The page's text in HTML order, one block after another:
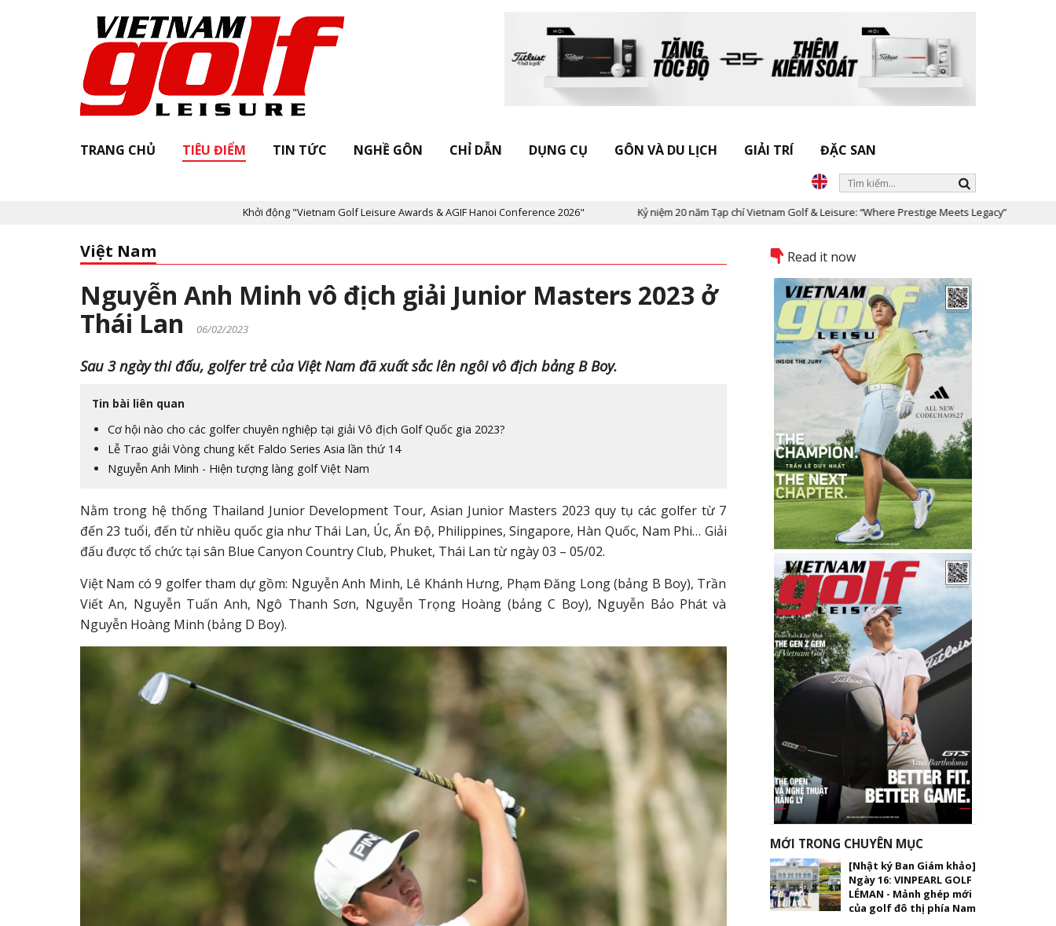
TRANG CHỦ TIÊU ĐIỂM TIN TỨC NGHỀ GÔN CHỈ DẪN DỤNG CỤ GÔN VÀ DU LỊCH GIẢI TRÍ ĐẶC SAN
Khởi động "Vietnam Golf Leisure Awards & AGIF Hanoi Conference 2026" Kỷ niệm 20 năm Tạp chí Vietnam Golf & Leisure: “Where Prestige Meets Legacy” Dấu ấn
Việt Nam
Nguyễn Anh Minh vô địch giải Junior Masters 2023 ở
Thái Lan
06/02/2023
Sau 3 ngày thi đấu, golfer trẻ của Việt Nam đã xuất sắc lên ngôi vô địch bảng B Boy.
Tin bài liên quan
Cơ hội nào cho các golfer chuyên nghiệp tại giải Vô địch Golf Quốc gia 2023?
Lễ Trao giải Vòng chung kết Faldo Series Asia lần thứ 14
Nguyễn Anh Minh - Hiện tượng làng golf Việt Nam
Nằm trong hệ thống Thailand Junior Development Tour, Asian Junior Masters 2023 quy tụ các golfer từ 7
đến 23 tuổi, đến từ nhiều quốc gia như Thái Lan, Úc, Ấn Độ, Philippines, Singapore, Hàn Quốc, Nam Phi… Giải
đấu được tổ chức tại sân Blue Canyon Country Club, Phuket, Thái Lan từ ngày 03 – 05/02.
Việt Nam có 9 golfer tham dự gồm: Nguyễn Anh Minh, Lê Khánh Hưng, Phạm Đăng Long (bảng B Boy), Trần
Viết An, Nguyễn Tuấn Anh, Ngô Thanh Sơn, Nguyễn Trọng Hoàng (bảng C Boy), Nguyễn Bảo Phát và
Nguyễn Hoàng Minh (bảng D Boy).
Read it now
MỚI TRONG CHUYÊN MỤC
[Nhật ký Ban Giám khảo]
Ngày 16: VINPEARL GOLF
LÉMAN - Mảnh ghép mới
của golf đô thị phía Nam